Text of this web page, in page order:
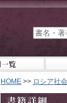
HOME >> ロシア社